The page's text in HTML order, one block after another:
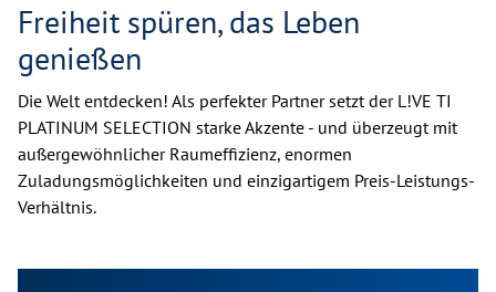
Freiheit spüren, das Leben
genießen
Die Welt entdecken! Als perfekter Partner setzt der L!VE TI
PLATINUM SELECTION starke Akzente - und überzeugt mit
außergewöhnlicher Raumeffizienz, enormen
Zuladungsmöglichkeiten und einzigartigem Preis-Leistungs-
Verhältnis.